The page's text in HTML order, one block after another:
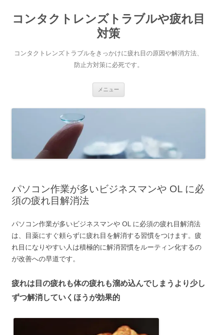
テ
ン
キ
ッ
コンタクトレンズトラブルや疲れ目
対策
コンタクトレンズトラブルをきっかけに疲れ目の原因や解消方法、
防止方対策に必死です。
メニュー
パソコン作業が多いビジネスマンや OL に必
須の疲れ目解消法
パソコン作業が多いビジネスマンや OL に必須の疲れ目解消法
は、目薬にすぐ頼らずに疲れ目を解消する習慣をつけます。疲
れ目になりやすい人は積極的に解消習慣をルーティン化するの
が改善への早道です。
疲れは目の疲れも体の疲れも溜め込んでしまうより少し
ずつ解消していくほうが効果的